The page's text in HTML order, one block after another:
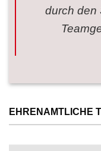
durch den
EHRENAMTLICHE